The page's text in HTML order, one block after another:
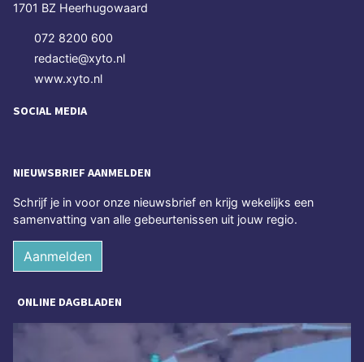
1701 BZ Heerhugowaard
072 8200 600
redactie@xyto.nl
www.xyto.nl
SOCIAL MEDIA
NIEUWSBRIEF AANMELDEN
Schrijf je in voor onze nieuwsbrief en krijg wekelijks een
samenvatting van alle gebeurtenissen uit jouw regio.
Aanmelden
ONLINE DAGBLADEN